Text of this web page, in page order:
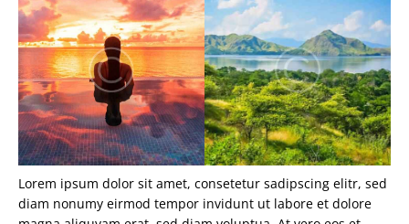
Lorem ipsum dolor sit amet, consetetur sadipscing elitr, sed
diam nonumy eirmod tempor invidunt ut labore et dolore